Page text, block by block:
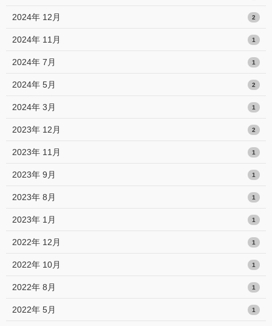
2024年 12月 2
2024年 11月 1
2024年 7月 1
2024年 5月 2
2024年 3月 1
2023年 12月 2
2023年 11月 1
2023年 9月 1
2023年 8月 1
2023年 1月 1
2022年 12月 1
2022年 10月 1
2022年 8月 1
2022年 5月 1